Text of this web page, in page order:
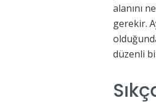
alanını
gerekir.
düzenli